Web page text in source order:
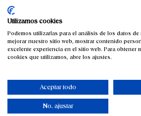
Taburete de madera de
Utilizamos cookies
Podemos utilizarlas para el análisis de los datos
mejorar nuestro sitio web, mostrar contenido
excelente experiencia en el sitio web. Para obtener
cookies que utilizamos, abre los ajustes.
Aceptar todo
No, ajustar